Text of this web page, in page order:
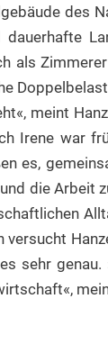
des
dauerhafte
als
meint
Irene war
es,
die Arbeit
sehr